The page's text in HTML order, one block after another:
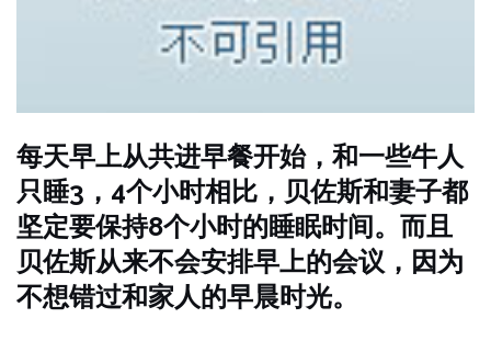
每天早上从共进早餐开始，和一些牛人
只睡3，4个小时相比，贝佐斯和妻子都
坚定要保持8个小时的睡眠时间。而且
贝佐斯从来不会安排早上的会议，因为
不想错过和家人的早晨时光。